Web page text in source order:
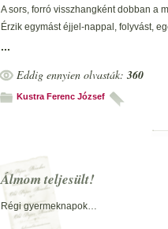
társnőm és szerzőtársam
Pestiesen szólva; ő az: ’aki tud, az tud’!
A sors, forró visszhangként dobban a
Érzik egymást éjjel-nappal, folyvást,
*
Csodámat várom,
Elmúlt a tegnap,
A jövő, még csak forrong.
Létezik remény?
...
Eddig ennyien olvasták: 360
Kustra Ferenc József
Álmom teljesült!
Régi gyermeknapok…